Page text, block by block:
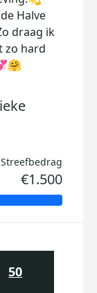
Halve
draag ik
zo hard
Streefbedrag
€1.500
50